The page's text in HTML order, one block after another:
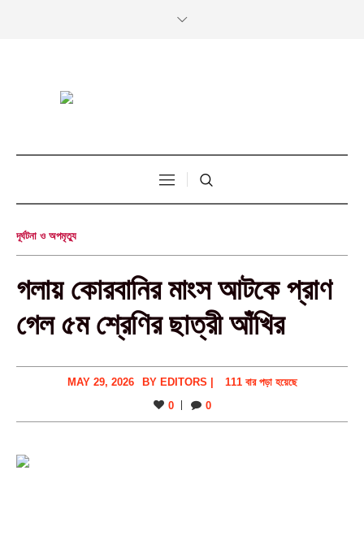
দূর্ঘটনা ও অপমৃত্যু
গলায় কোরবানির মাংস আটকে প্রাণ
গেল ৫ম শ্রেণির ছাত্রী আঁখির
MAY 29, 2026 BY EDITORS
111 বার পড়া হয়েছে
0
0